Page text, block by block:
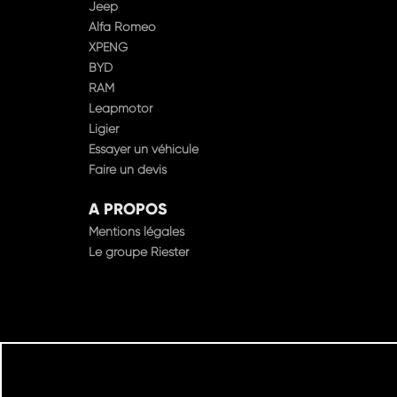
Jeep
Alfa Romeo
XPENG
BYD
RAM
Leapmotor
Ligier
Essayer un véhicule
Faire un devis
A PROPOS
Mentions légales
Le groupe Riester